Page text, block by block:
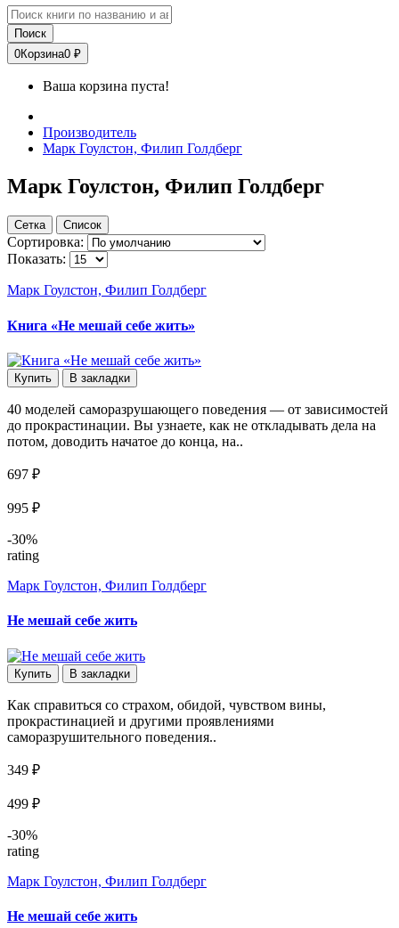
Поиск
0Корзина0 ₽
Ваша корзина пуста!
Производитель
Марк Гоулстон, Филип Голдберг
Марк Гоулстон, Филип Голдберг
Сетка Список
Сортировка:
Показать:
Марк Гоулстон, Филип Голдберг
Книга «Не мешай себе жить»
Купить В закладки
40 моделей саморазрушающего поведения — от зависимостей
до прокрастинации. Вы узнаете, как не откладывать дела на
потом, доводить начатое до конца, на..
697 ₽
995 ₽
-30%
rating
Марк Гоулстон, Филип Голдберг
Не мешай себе жить
Купить В закладки
Как справиться со страхом, обидой, чувством вины,
прокрастинацией и другими проявлениями
саморазрушительного поведения..
349 ₽
499 ₽
-30%
rating
Марк Гоулстон, Филип Голдберг
Не мешай себе жить